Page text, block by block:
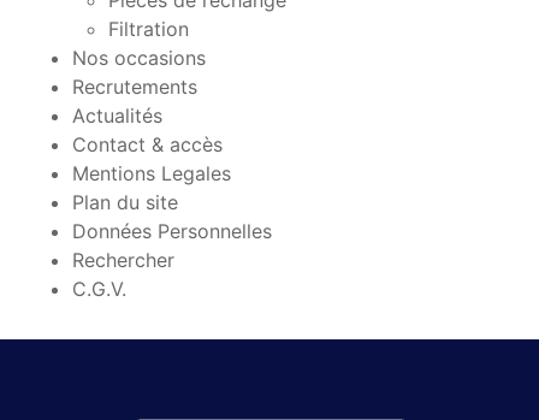
Filtration
Nos occasions
Recrutements
Actualités
Contact & accès
Mentions Legales
Plan du site
Données Personnelles
Rechercher
C.G.V.